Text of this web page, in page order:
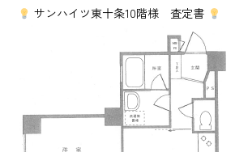
サンハイツ東十条10階様 査定書